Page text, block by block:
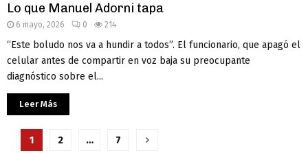
Lo que Manuel Adorni tapa
6 mayo, 2026 0 214
“Este boludo nos va a hundir a todos”. El funcionario, que apagó el
celular antes de compartir en voz baja su preocupante
diagnóstico sobre el...
Leer Más
Paginación
1 2 … 7